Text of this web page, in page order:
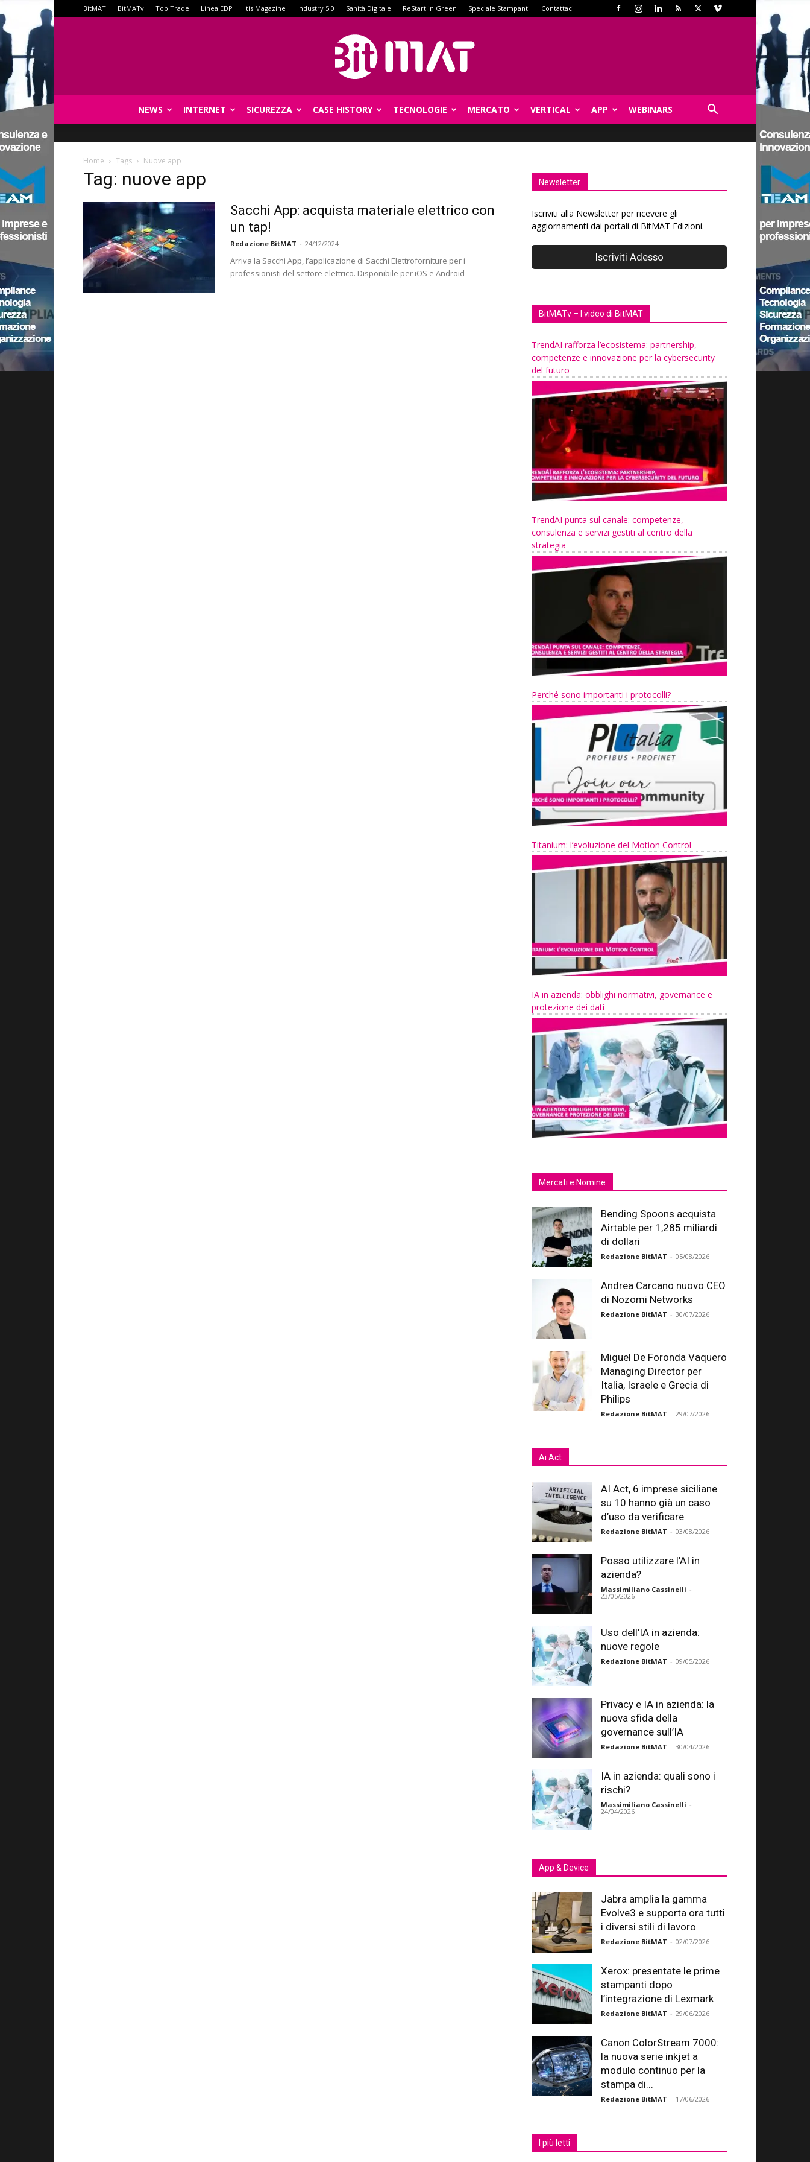
BitMAT BitMATv Top Trade Linea EDP Itis Magazine Industry 5.0 Sanità Digitale ReStart in Green Speciale Stampanti Contattaci
NEWS INTERNET SICUREZZA CASE HISTORY TECNOLOGIE MERCATO VERTICAL APP WEBINARS
Home Tags Nuove app
Tag: nuove app
Sacchi App: acquista materiale elettrico con
un tap!
Redazione BitMAT - 24/12/2024
Arriva la Sacchi App, l’applicazione di Sacchi Elettroforniture per i
professionisti del settore elettrico. Disponibile per iOS e Android
Newsletter
Iscriviti alla Newsletter per ricevere gli
aggiornamenti dai portali di BitMAT Edizioni.
BitMATv – I video di BitMAT
TrendAI rafforza l’ecosistema: partnership,
competenze e innovazione per la cybersecurity
del futuro
TrendAI punta sul canale: competenze,
consulenza e servizi gestiti al centro della
strategia
Perché sono importanti i protocolli?
Titanium: l’evoluzione del Motion Control
IA in azienda: obblighi normativi, governance e
protezione dei dati
Mercati e Nomine
Bending Spoons acquista
Airtable per 1,285 miliardi
di dollari
Redazione BitMAT - 05/08/2026
Andrea Carcano nuovo CEO
di Nozomi Networks
Redazione BitMAT - 30/07/2026
Miguel De Foronda Vaquero
Managing Director per
Italia, Israele e Grecia di
Philips
Redazione BitMAT - 29/07/2026
Ai Act
AI Act, 6 imprese siciliane
su 10 hanno già un caso
d’uso da verificare
Redazione BitMAT - 03/08/2026
Posso utilizzare l’AI in
azienda?
Massimiliano Cassinelli -
23/05/2026
Uso dell’IA in azienda:
nuove regole
Redazione BitMAT - 09/05/2026
Privacy e IA in azienda: la
nuova sfida della
governance sull’IA
Redazione BitMAT - 30/04/2026
IA in azienda: quali sono i
rischi?
Massimiliano Cassinelli -
24/04/2026
App & Device
Jabra amplia la gamma
Evolve3 e supporta ora tutti
i diversi stili di lavoro
Redazione BitMAT - 02/07/2026
Xerox: presentate le prime
stampanti dopo
l’integrazione di Lexmark
Redazione BitMAT - 29/06/2026
Canon ColorStream 7000:
la nuova serie inkjet a
modulo continuo per la
stampa di...
Redazione BitMAT - 17/06/2026
I più letti